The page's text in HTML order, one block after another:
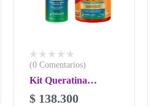
(0 Comentarios)
Kit Queratina
Brasilera
$ 138.300
-